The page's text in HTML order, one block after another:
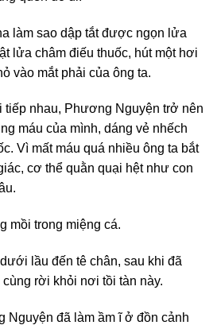
làm sao dập tắt được ngọn lửa
lửa châm điếu thuốc, hút một hơi
vào mắt phải của ông ta.
tiếp nhau, Phương Nguyện trở nên
máu của mình, dáng vẻ nhếch
Vì mất máu quá nhiều ông ta bắt
cơ thể quằn quại hệt như con
mồi trong miệng cá.
lầu đến tê chân, sau khi đã
rời khỏi nơi tồi tàn này.
Nguyện đã làm ầm ĩ ở đồn cảnh